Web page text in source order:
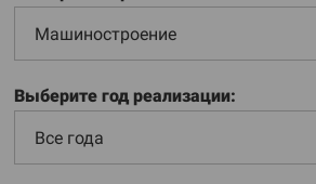
Машиностроение
Выберите год реализации:
Все года